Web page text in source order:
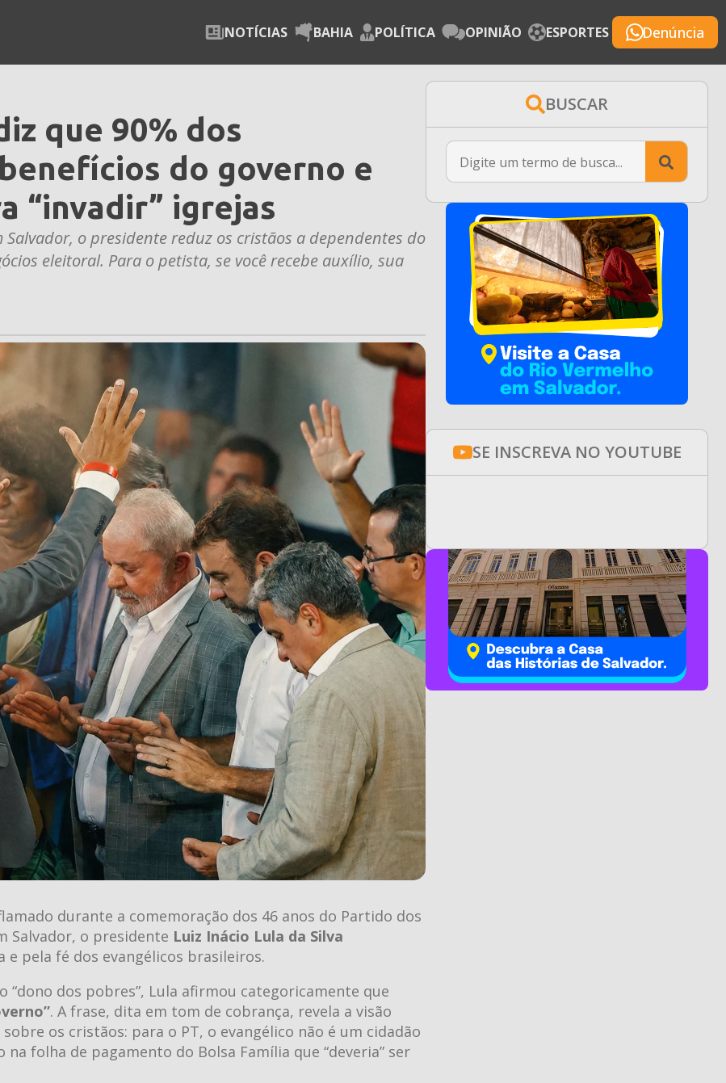
NOTÍCIAS BAHIA POLÍTICA OPINIÃO ESPORTES Denúncia
que 90% dos
do governo e
“invadir” igrejas
o presidente reduz os cristãos a dependentes do
eleitoral. Para o petista, se você recebe auxílio, sua
durante a comemoração dos 46 anos do Partido dos
Salvador, o presidente Luiz Inácio Lula da Silva
pela fé dos evangélicos brasileiros.
dos pobres”, Lula afirmou categoricamente que
. A frase, dita em tom de cobrança, revela a visão
os cristãos: para o PT, o evangélico não é um cidadão
folha de pagamento do Bolsa Família que “deveria” ser
BUSCAR
for:
SE INSCREVA NO YOUTUBE